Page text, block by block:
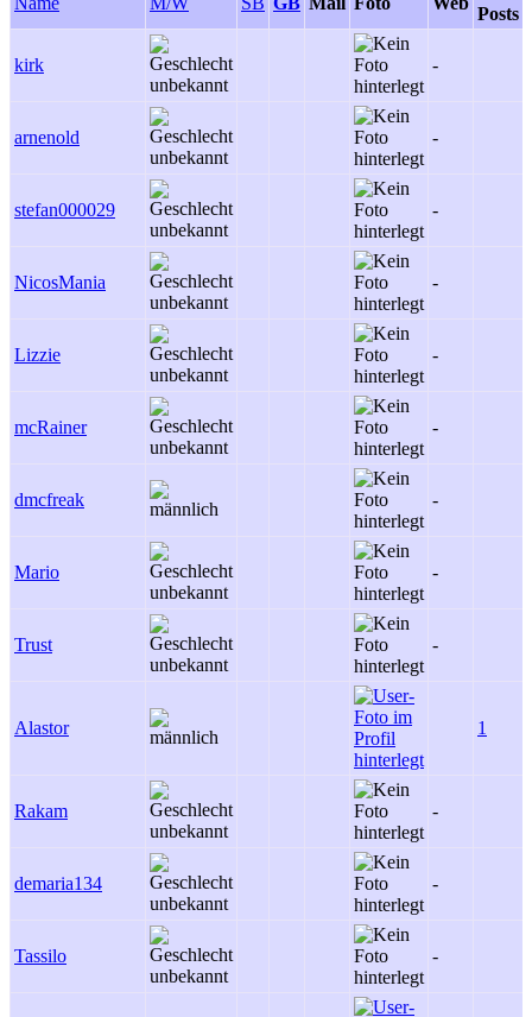
Posts
kirk -
arnenold -
stefan000029 -
NicosMania -
Lizzie -
mcRainer -
dmcfreak -
Mario -
Trust -
Alastor 1
Rakam -
demaria134 -
Tassilo -